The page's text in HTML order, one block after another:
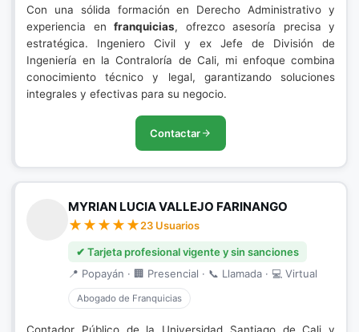
Con una sólida formación en Derecho Administrativo y
experiencia en franquicias, ofrezco asesoría precisa y
estratégica. Ingeniero Civil y ex Jefe de División de
Ingeniería en la Contraloría de Cali, mi enfoque combina
conocimiento técnico y legal, garantizando soluciones
integrales y efectivas para su negocio.
Contactar
MYRIAN LUCIA VALLEJO FARINANGO
23 Usuarios
✔ Tarjeta profesional vigente y sin sanciones
📍 Popayán · 🏢 Presencial · 📞 Llamada · 💻 Virtual
Abogado de Franquicias